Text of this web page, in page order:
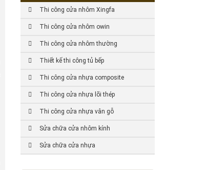
Thi công cửa nhôm Xingfa
Thi công cửa nhôm owin
Thi công cửa nhôm thường
Thiết kế thi công tủ bếp
Thi công cửa nhựa composite
Thi công cửa nhựa lõi thép
Thi công cửa nhựa vân gỗ
Sửa chữa cửa nhôm kính
Sửa chữa cửa nhựa